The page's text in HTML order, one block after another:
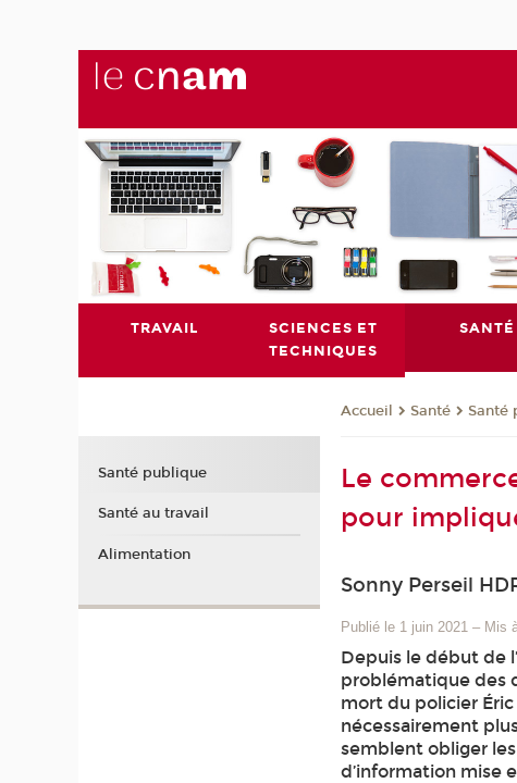
TRAVAIL
SCIENCES ET
TECHNIQUES
SANTÉ
Accueil Santé Santé
Le
pour
Sonny Perseil
Publié le 1 juin 2021 – Mis
Depuis le début de
problématique des
mort du policier
nécessairement
semblent obliger
d’information mise
Santé publique
Santé au travail
Alimentation